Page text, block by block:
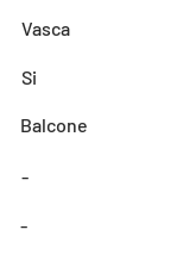
Vasca
Si
Balcone
-
-